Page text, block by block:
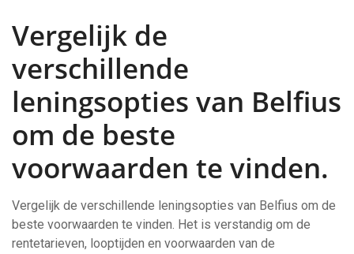
Vergelijk de
verschillende
leningsopties van Belfius
om de beste
voorwaarden te vinden.
Vergelijk de verschillende leningsopties van Belfius om de
beste voorwaarden te vinden. Het is verstandig om de
rentetarieven, looptijden en voorwaarden van de